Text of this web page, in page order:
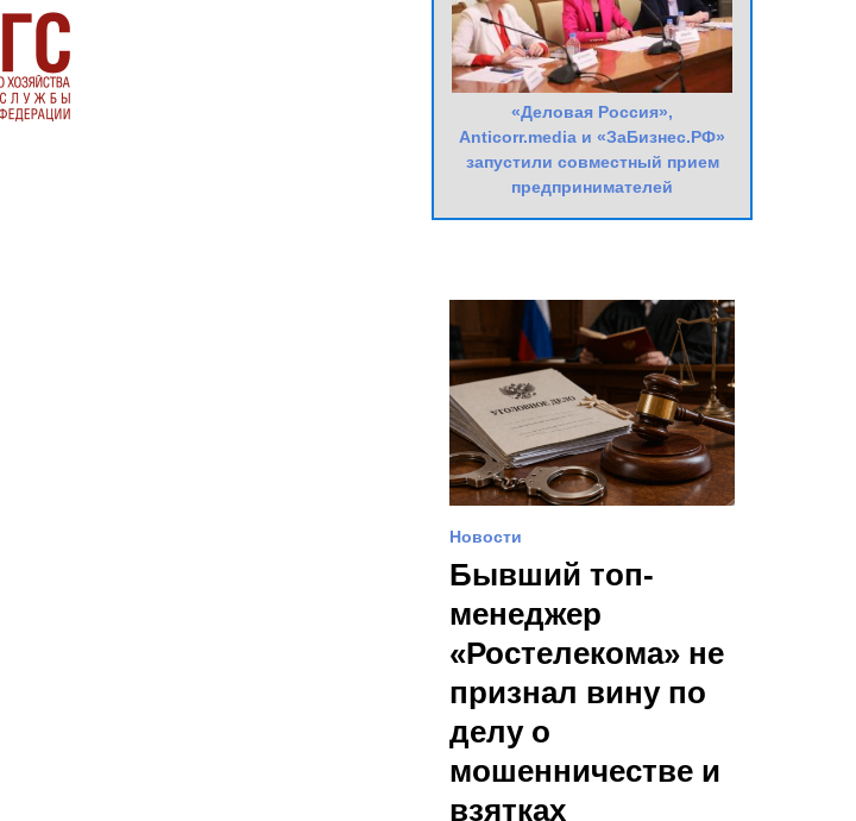
«Деловая Россия»,
Anticorr.media и «ЗаБизнес.РФ»
запустили совместный прием
предпринимателей
Новости
Бывший топ-
менеджер
«Ростелекома» не
признал вину по
делу о
мошенничестве и
взятках